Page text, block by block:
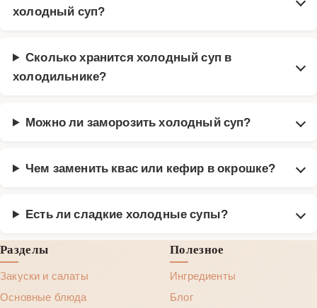
холодный суп?
Сколько хранится холодный суп в
холодильнике?
Можно ли заморозить холодный суп?
Чем заменить квас или кефир в окрошке?
Есть ли сладкие холодные супы?
Разделы
Закуски и салаты
Основные блюда
Полезное
Ингредиенты
Блог